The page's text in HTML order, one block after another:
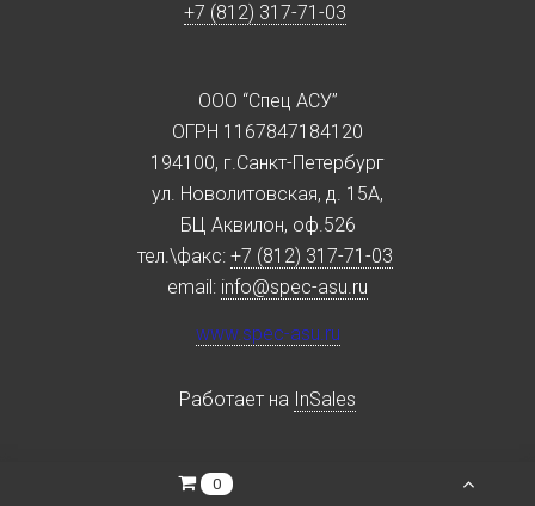
+7 (812) 317-71-03
ООО “Спец АСУ”
ОГРН 1167847184120
194100, г.Санкт-Петербург
ул. Новолитовская, д. 15А,
БЦ Аквилон, оф.526
тел.\факс: +7 (812) 317-71-03
email: info@spec-asu.ru
www.spec-asu.ru
Работает на InSales
0